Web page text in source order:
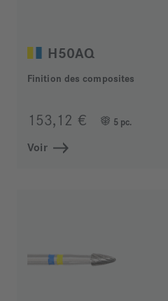
H50AQ
Finition des composites
153,12 € 5 pc.
Voir